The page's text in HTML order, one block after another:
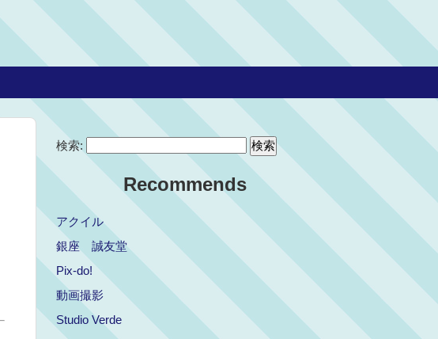
検索:
Recommends
アクイル
銀座 誠友堂
Pix-do!
動画撮影
Studio Verde